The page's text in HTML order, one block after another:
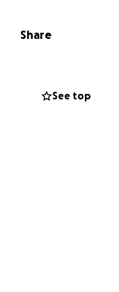
faut que je
et
Share
See top